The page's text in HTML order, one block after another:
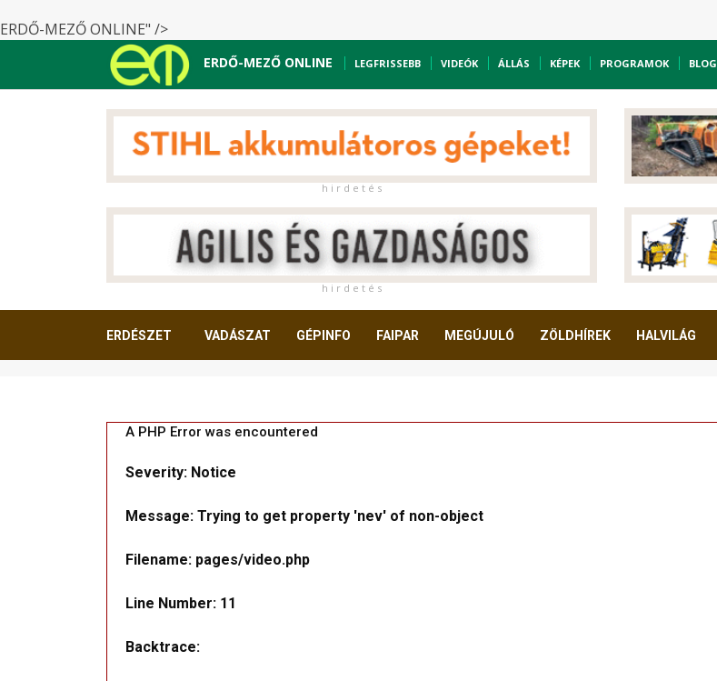
ERDŐ-MEZŐ ONLINE" />
ERDŐ-MEZŐ ONLINE LEGFRISSEBB VIDEÓK ÁLLÁS KÉPEK PROGRAMOK BLOG
h i r d e t é s
h i r d e t é s
ERDÉSZET VADÁSZAT GÉPINFO FAIPAR MEGÚJULÓ ZÖLDHÍREK HALVILÁG
A PHP Error was encountered
Severity: Notice
Message: Trying to get property 'nev' of non-object
Filename: pages/video.php
Line Number: 11
Backtrace: